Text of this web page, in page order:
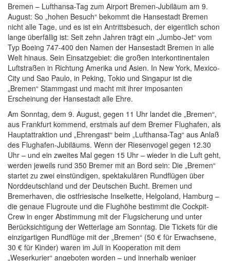
Bremen – Lufthansa-Tag zum Airport Bremen-Jubiläum am 9.
August: So „hohen Besuch“ bekommt die Hansestadt Bremen
nicht alle Tage, und es ist ein Antrittsbesuch, der eigentlich schon
lange überfällig ist: Seit zehn Jahren trägt ein „Jumbo-Jet“ vom
Typ Boeing 747-400 den Namen der Hansestadt Bremen in alle
Welt hinaus. Sein Einsatzgebiet: die großen interkontinentalen
Luftstraßen in Richtung Amerika und Asien. In New York, Mexico-
City und Sao Paulo, in Peking, Tokio und Singapur ist die
„Bremen“ Stammgast und macht mit ihrer imposanten
Erscheinung der Hansestadt alle Ehre.
Am Sonntag, dem 9. August, gegen 11 Uhr landet die „Bremen“,
aus Frankfurt kommend, erstmals auf dem Bremer Flughafen, als
Hauptattraktion und „Ehrengast“ beim „Lufthansa-Tag“ aus Anlaß
des Flughafen-Jubiläums. Wenn der Riesenvogel gegen 12.30
Uhr – und ein zweites Mal gegen 15 Uhr – wieder in die Luft geht,
werden jeweils rund 350 Bremer mit an Bord sein: Die „Bremen“
startet zu zwei einstündigen, spektakulären Rundflügen über
Norddeutschland und der Deutschen Bucht. Bremen und
Bremerhaven, die ostfriesische Inselkette, Helgoland, Hamburg –
die genaue Flugroute und die Flughöhe bestimmt die Cockpit-
Crew in enger Abstimmung mit der Flugsicherung und unter
Berücksichtigung der Wetterlage am Sonntag. Die Tickets für die
einzigartigen Rundflüge mit der „Bremen“ (50 € für Erwachsene,
30 € für Kinder) waren im Juli in Kooperation mit dem
„Weserkurier“ angeboten worden – und innerhalb weniger